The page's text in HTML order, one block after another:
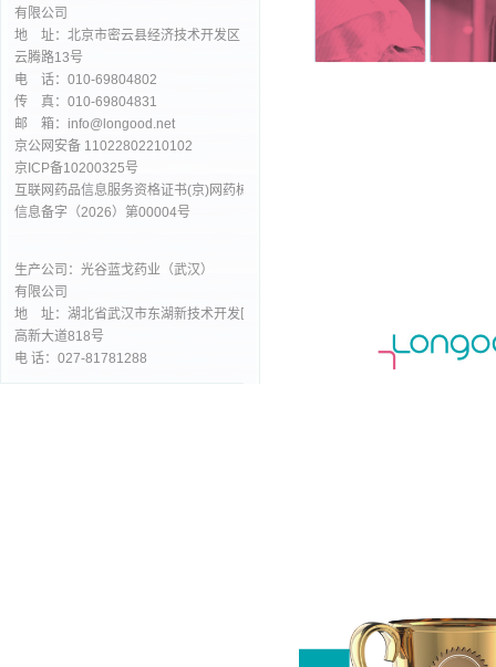
有限公司
地 址：北京市密云县经济技术开发区
云腾路13号
电 话：010-69804802
传 真：010-69804831
邮 箱：info@longood.net
京公网安备 11022802210102
京ICP备10200325号
互联网药品信息服务资格证书(京)网药械
信息备字（2026）第00004号
生产公司：光谷蓝戈药业（武汉）
有限公司
地 址：湖北省武汉市东湖新技术开发区
高新大道818号
电 话：027-81781288